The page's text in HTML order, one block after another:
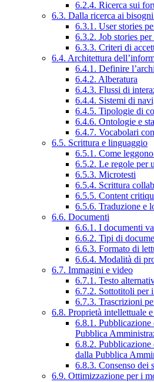
6.2.4. Ricerca sui
6.3. Dalla ricerca ai
6.3.1. User stories
6.3.2. Job stories
6.3.3. Criteri di
6.4. Architettura
6.4.1. Definire
6.4.2. Alberatura
6.4.3. Flussi di
6.4.4. Sistemi di
6.4.5. Tipologie di
6.4.6. Ontologie e
6.4.7. Vocabolari
6.5. Scrittura e linguaggio
6.5.1. Come
6.5.2. Le regole per
6.5.3. Microtesti
6.5.4. Scrittura
6.5.5. Content
6.5.6. Traduzione e
6.6. Documenti
6.6.1. I documenti
6.6.2. Tipi di
6.6.3. Formato di
6.6.4. Modalità di
6.7. Immagini e video
6.7.1. Testo
6.7.2. Sottotitoli per
6.7.3. Trascrizioni
6.8. Proprietà intellettuale
6.8.1.
Pubblica
6.8.2.
dalla Pubblica
6.8.3. Consenso dei
6.9. Ottimizzazione per i